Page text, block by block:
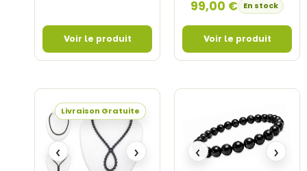
99,00 € En stock
Livraison Gratuite
‹ › ‹ ›